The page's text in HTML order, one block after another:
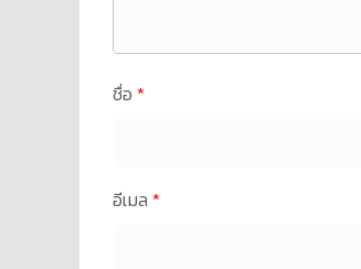
ชื่อ *
อีเมล *